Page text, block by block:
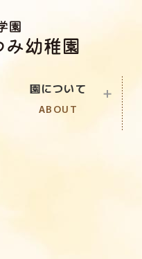
園について
ABOUT